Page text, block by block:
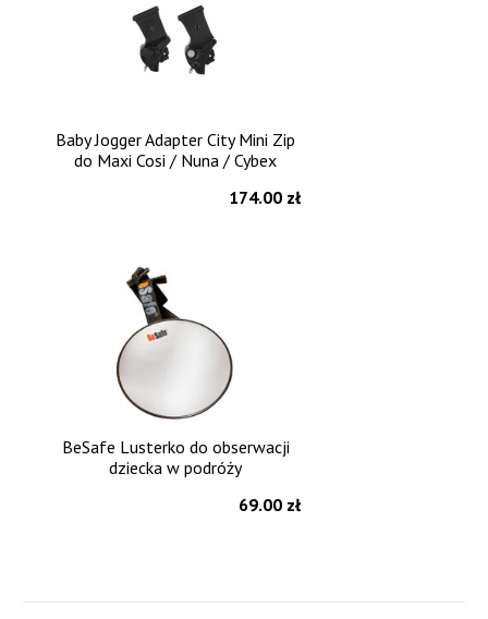
Baby Jogger Adapter City Mini Zip
do Maxi Cosi / Nuna / Cybex
174.00 zł
BeSafe Lusterko do obserwacji
dziecka w podróży
69.00 zł